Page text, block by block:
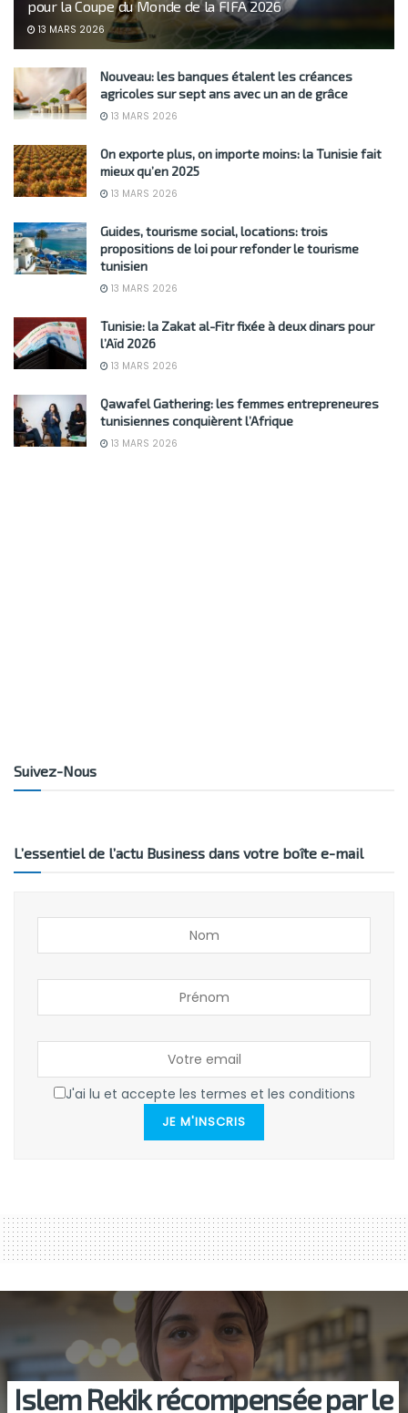
pour la Coupe du Monde de la FIFA 2026
13 MARS 2026
Nouveau: les banques étalent les créances
agricoles sur sept ans avec un an de grâce
13 MARS 2026
On exporte plus, on importe moins: la Tunisie fait
mieux qu’en 2025
13 MARS 2026
Guides, tourisme social, locations: trois
propositions de loi pour refonder le tourisme
tunisien
13 MARS 2026
Tunisie: la Zakat al-Fitr fixée à deux dinars pour
l’Aïd 2026
13 MARS 2026
Qawafel Gathering: les femmes entrepreneures
tunisiennes conquièrent l’Afrique
13 MARS 2026
Suivez-Nous
L’essentiel de l’actu Business dans votre boîte e-mail
J'ai lu et accepte les termes et les conditions
JE M'INSCRIS
Islem Rekik récompensée par le